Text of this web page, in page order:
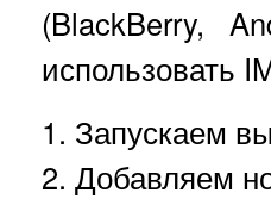
(BlackBerry,
использовать
1. Запускаем
2. Добавляем